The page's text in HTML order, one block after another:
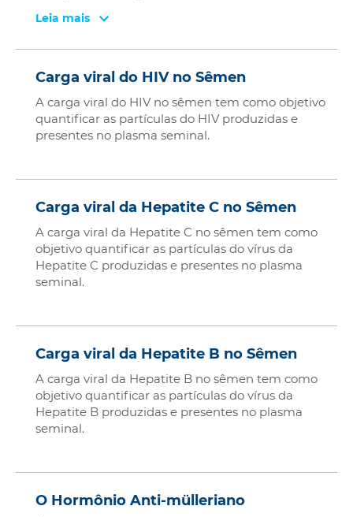
Leia mais
Carga viral do HIV no Sêmen
A carga viral do HIV no sêmen tem como objetivo
quantificar as partículas do HIV produzidas e
presentes no plasma seminal.
Carga viral da Hepatite C no Sêmen
A carga viral da Hepatite C no sêmen tem como
objetivo quantificar as partículas do vírus da
Hepatite C produzidas e presentes no plasma
seminal.
Carga viral da Hepatite B no Sêmen
A carga viral da Hepatite B no sêmen tem como
objetivo quantificar as partículas do vírus da
Hepatite B produzidas e presentes no plasma
seminal.
O Hormônio Anti-mülleriano